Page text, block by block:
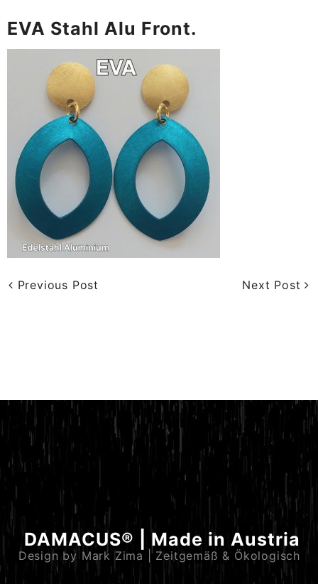
EVA Stahl Alu Front.
Previous Post Next Post
DAMACUS® | Made in Austria
Design by Mark Zima | Zeitgemäß & Ökologisch